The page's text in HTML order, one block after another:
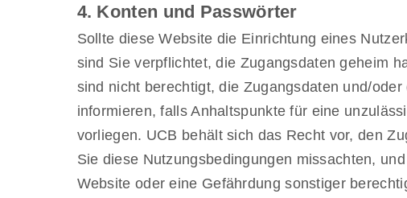
4. Konten und Passwörter
Sollte diese Website die Einrichtung eines
sind Sie verpflichtet, die Zugangsdaten geheim
sind nicht berechtigt, die Zugangsdaten und/
informieren, falls Anhaltspunkte für eine
vorliegen. UCB behält sich das Recht vor, den
Sie diese Nutzungsbedingungen missachten,
Website oder eine Gefährdung sonstiger